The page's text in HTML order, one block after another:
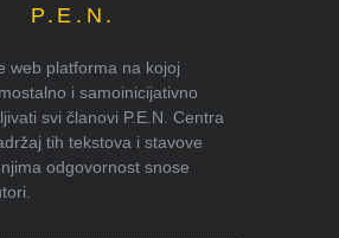
P.E.N.
web platforma na kojoj
i samoinicijativno
svi članovi P.E.N. Centra
tih tekstova i stavove
odgovornost snose